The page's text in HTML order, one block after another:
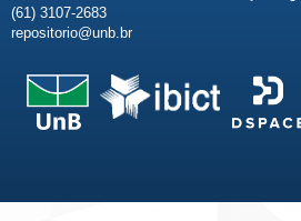
(61) 3107-2683
repositorio@unb.br